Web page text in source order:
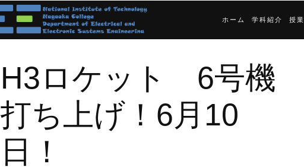
ホーム 学科紹介 授業
H3ロケット 6号機
打ち上げ！6月10
日！